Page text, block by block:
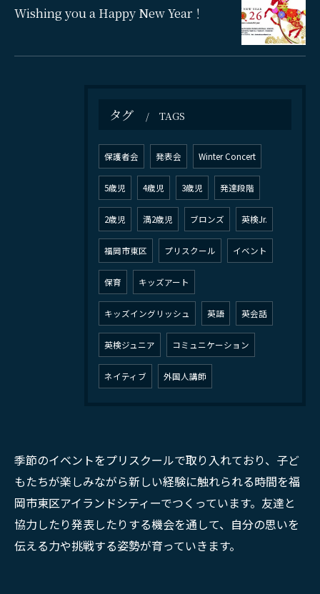
Wishing you a Happy New Year！
タグ TAGS
保護者会 発表会 Winter Concert
5歳児 4歳児 3歳児 発達段階
2歳児 満2歳児 ブロンズ 英検Jr.
福岡市東区 プリスクール イベント
保育 キッズアート
キッズイングリッシュ 英語 英会話
英検ジュニア コミュニケーション
ネイティブ 外国人講師
季節のイベントをプリスクールで取り入れており、子ど
もたちが楽しみながら新しい経験に触れられる時間を福
岡市東区アイランドシティーでつくっています。友達と
協力したり発表したりする機会を通して、自分の思いを
伝える力や挑戦する姿勢が育っていきます。
お問い合わせはこちら